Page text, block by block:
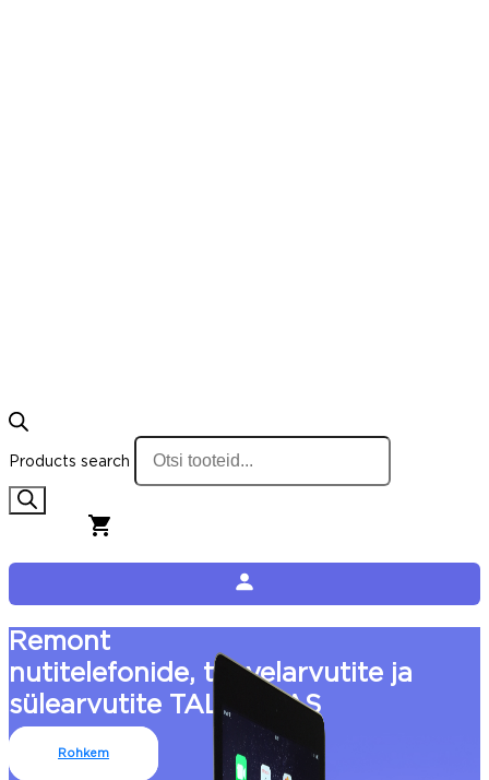
Products search
Remont
nutitelefonide, tahvelarvutite ja
sülearvutite TALLINNAS
Rohkem